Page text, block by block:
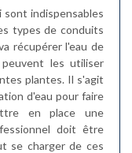
indispensables
types de conduits
récupérer l'eau de
les utiliser
plantes. Il s'agit
d'eau pour faire
en place une
doit être
se charger de ces